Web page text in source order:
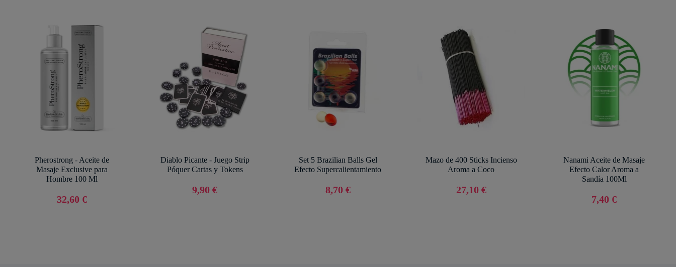
Pherostrong - Aceite de
Masaje Exclusive para
Hombre 100 Ml
32,60 €
Diablo Picante - Juego Strip
Póquer Cartas y Tokens
9,90 €
Set 5 Brazilian Balls Gel
Efecto Supercalientamiento
8,70 €
Mazo de 400 Sticks Incienso
Aroma a Coco
27,10 €
Nanami Aceite de Masaje
Efecto Calor Aroma a
Sandía 100Ml
7,40 €